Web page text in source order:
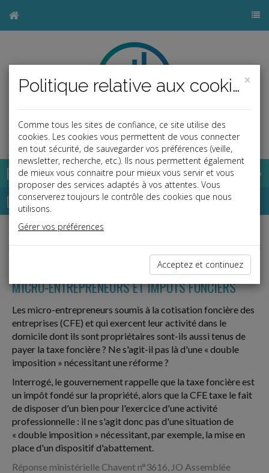
Base documentaire
Dépêches
MICRO-ENTREPRENEURS ET IMPÔTS FONCIERS
Les micro-entrepreneurs soumis à la cotisation foncière des
entreprises (CFE) et qui exercent leur activité dans le
domicile dont ils sont propriétaires sont-ils aussi tenus de
payer la taxe foncière ? Ne s'agit-il pas là d'une « double
imposition » nécessitant une réforme ?
Interrogé, le gouvernement rappelle que la taxe foncière est
un impôt fondé sur la propriété, alors que la CFE taxe le fait
de disposer d'un bien pour l'exercice d'une activité
professionnelle : il ne s'agit donc pas d'une situation de
« double imposition » nécessitant, par exemple, la mise en
place d'un dispositif d'abattement.
Réponse ministérielle Chavent n°3616, JO Assemblée
×
Politique relative aux cookies
Comme tous les sites de confiance, ce site utilise des
cookies. Les cookies vous permettent de vous connecter
en tout sécurité, de sauvegarder vos préférences (veille,
newsletter, recherche, etc.). Ils nous permettent également
de mieux vous connaitre pour mieux vous servir et vous
proposer des services adaptés à vos attentes. Vous
conserverez toujours le contrôle des cookies que nous
utilisons.
Gérer vos préférences
Acceptez et continuez